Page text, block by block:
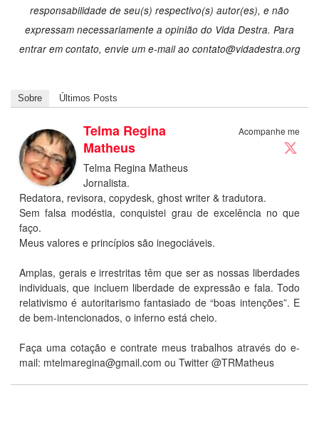
responsabilidade de seu(s) respectivo(s) autor(es), e não
expressam necessariamente a opinião do Vida Destra. Para
entrar em contato, envie um e-mail ao contato@vidadestra.org
Sobre Últimos Posts
Acompanhe me
Telma Regina
Matheus
Telma Regina Matheus
Jornalista.
Redatora, revisora, copydesk, ghost writer & tradutora.
Sem falsa modéstia, conquistei grau de excelência no que
faço.
Meus valores e princípios são inegociáveis.
Amplas, gerais e irrestritas têm que ser as nossas liberdades
individuais, que incluem liberdade de expressão e fala. Todo
relativismo é autoritarismo fantasiado de “boas intenções”. E
de bem-intencionados, o inferno está cheio.
Faça uma cotação e contrate meus trabalhos através do e-
mail: mtelmaregina@gmail.com ou Twitter @TRMatheus